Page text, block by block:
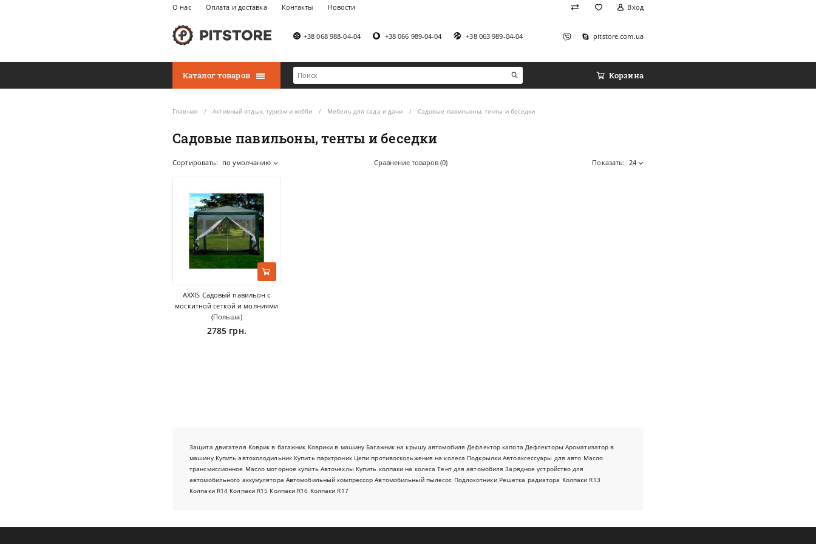
О нас Оплата и доставка Контакты Новости Вход
+38 068 988-04-04 +38 066 989-04-04 +38 063 989-04-04 pitstore.com.ua
Каталог товаров Корзина
Главная Активный отдых, туризм и хобби Мебель для сада и дачи Садовые павильоны, тенты и беседки
Садовые павильоны, тенты и беседки
Сортировать: по умолчанию Сравнение товаров (0) Показать: 24
AXXIS Садовый павильон с
москитной сеткой и молниями
(Польша)
2785 грн.
Защита двигателя Коврик в багажник Коврики в машину Багажник на крышу автомобиля Дефлектор капота Дефлекторы Ароматизатор в
машину Купить автохолодильник Купить парктроник Цепи противоскольжения на колеса Подкрылки Автоаксессуары для авто Масло
трансмиссионное Масло моторное купить Авточехлы Купить колпаки на колеса Тент для автомобиля Зарядное устройство для
автомобильного аккумулятора Автомобильный компрессор Автомобильный пылесос Подлокотники Решетка радиатора Колпаки R13
Колпаки R14 Колпаки R15 Колпаки R16 Колпаки R17